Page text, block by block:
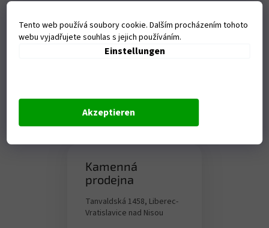
Tento web používá soubory cookie. Dalším procházením tohoto
webu vyjadřujete souhlas s jejich používáním.
Einstellungen
Akzeptieren
Kamenná
prodejna
Tanvaldská 1458, Liberec-
Vratislavice nad Nisou